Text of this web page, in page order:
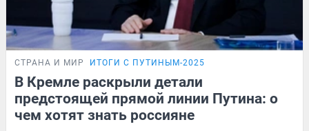
СТРАНА И МИР ИТОГИ С ПУТИНЫМ-2025
В Кремле раскрыли детали
предстоящей прямой линии Путина: о
чем хотят знать россияне